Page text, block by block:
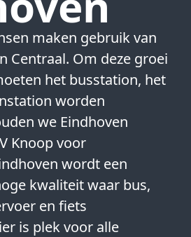
maken gebruik van
Centraal. Om deze groei
het busstation, het
worden
we Eindhoven
Knoop voor
wordt een
kwaliteit waar bus,
en fiets
is plek voor alle